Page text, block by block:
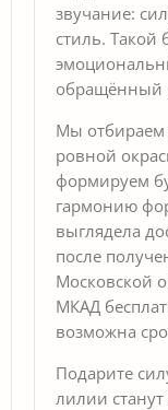
звучание:
стиль. Такой
обращённый
Мы отбираем
ровной
формируем
гармонию
выглядела
после
Московской
МКАД
возможна
Подарите
лилии